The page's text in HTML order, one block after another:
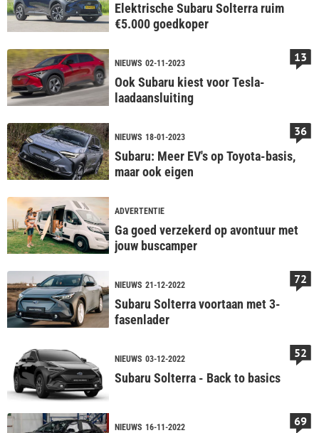
Elektrische Subaru Solterra ruim
€5.000 goedkoper
NIEUWS 02-11-2023
Ook Subaru kiest voor Tesla-
laadaansluiting
13
NIEUWS 18-01-2023
Subaru: Meer EV's op Toyota-basis,
maar ook eigen
36
ADVERTENTIE
Ga goed verzekerd op avontuur met
jouw buscamper
NIEUWS 21-12-2022
Subaru Solterra voortaan met 3-
fasenlader
72
NIEUWS 03-12-2022
Subaru Solterra - Back to basics
52
NIEUWS 16-11-2022 69